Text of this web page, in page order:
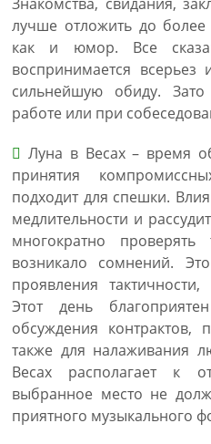
лучше отложить до
как и юмор. Все
воспринимается
сильнейшую обиду.
работе или при
Луна в Весах – время
принятия
подходит для спешки.
медлительности и
многократно
возникало сомнений.
проявления
Этот день
обсуждения контрактов,
также для налаживания
Весах располагает к
выбранное место не
приятного музыкального